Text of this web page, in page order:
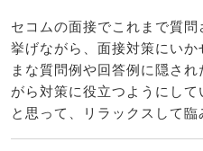
セコムの面接でこれまで質
挙げながら、面接対策にい
まな質問例や回答例に隠さ
がら対策に役立つようにし
と思って、リラックスして臨